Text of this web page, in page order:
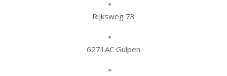
Rijksweg 73
6271AC Gulpen